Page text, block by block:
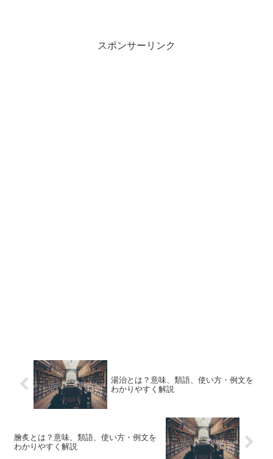
スポンサーリンク
湯治とは？意味、類語、使い方・例文を
わかりやすく解説
膾炙とは？意味、類語、使い方・例文を
わかりやすく解説